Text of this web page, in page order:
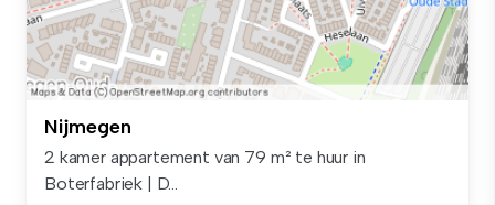
Nijmegen
2 kamer appartement van 79 m² te huur in
Boterfabriek | D...